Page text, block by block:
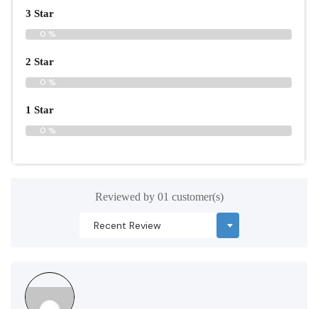
3 Star
0 %
2 Star
0 %
1 Star
0 %
Reviewed by 01 customer(s)